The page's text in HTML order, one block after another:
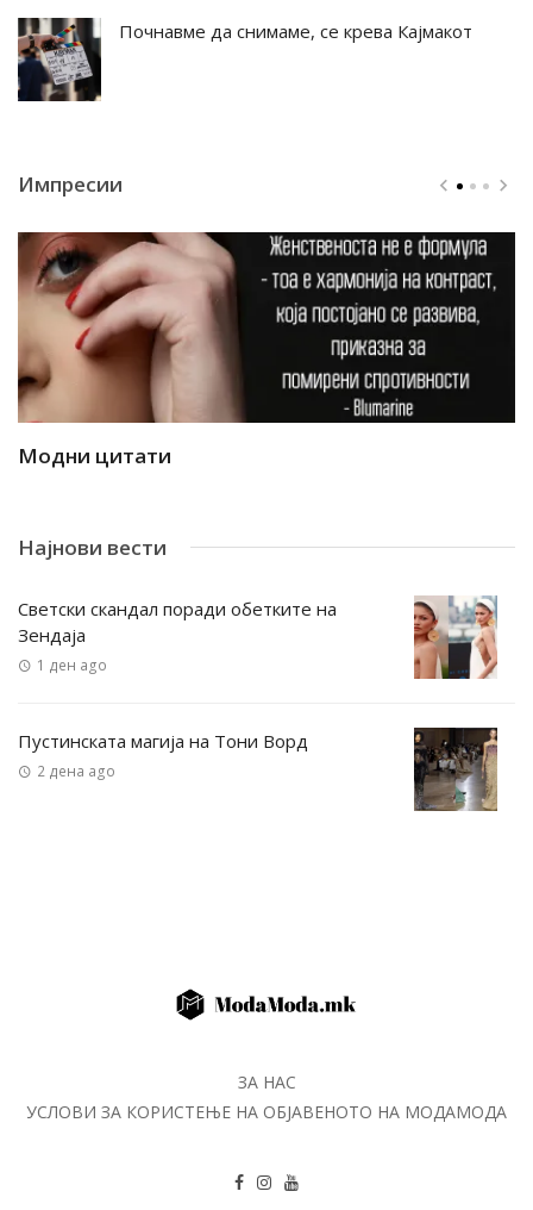
Почнавме да снимаме, се крева Кајмакот
Импресии
Модни цитати
Најнови вести
Светски скандал поради обетките на
Зендаја
1 ден ago
Пустинската магија на Тони Ворд
2 дена ago
ЗА НАС
УСЛОВИ ЗА КОРИСТЕЊЕ НА ОБЈАВЕНОТО НА МОДАМОДА